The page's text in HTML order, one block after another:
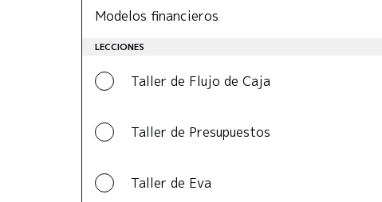
Modelos financieros
LECCIONES
Taller de Flujo de Caja
Taller de Presupuestos
Taller de Eva